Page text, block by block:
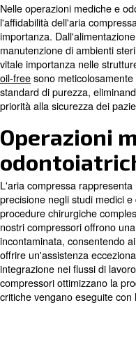
Soluzioni
la sanità
l'affidabilità dell'aria
importanza.
manutenzione di
vitale importanza nelle
oil-freesono
standard di purezza,
priorità alla sicurezza